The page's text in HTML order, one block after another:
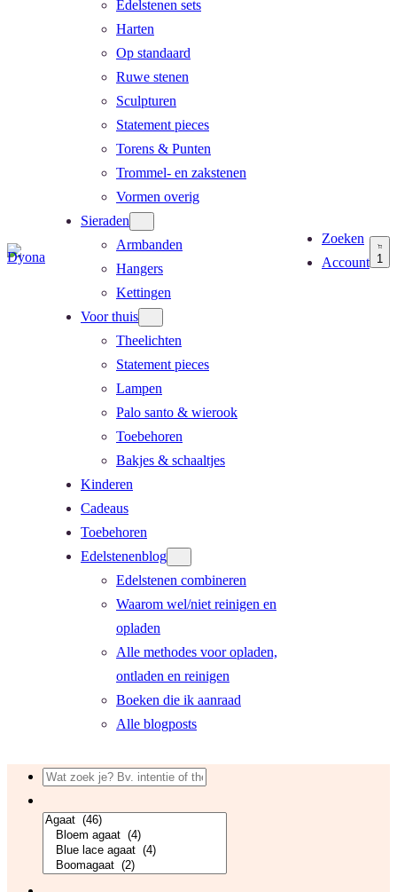
Edelstenen sets
Harten
Op standaard
Ruwe stenen
Sculpturen
Statement pieces
Torens & Punten
Trommel- en zakstenen
Vormen overig
Sieraden
Armbanden
Hangers
Kettingen
Voor thuis
Theelichten
Statement pieces
Lampen
Palo santo & wierook
Toebehoren
Bakjes & schaaltjes
Kinderen
Cadeaus
Toebehoren
Edelstenenblog
Edelstenen combineren
Waarom wel/niet reinigen en
opladen
Alle methodes voor opladen,
ontladen en reinigen
Boeken die ik aanraad
Alle blogposts
Zoeken
Account 1